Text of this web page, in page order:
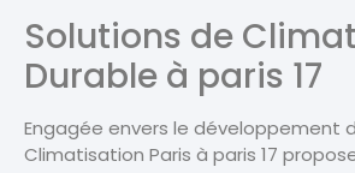
Solutions de
Durable à paris 17
Engagée envers le développement
Climatisation Paris à paris 17